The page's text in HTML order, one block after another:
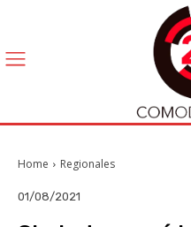
Home Regionales
01/08/2021